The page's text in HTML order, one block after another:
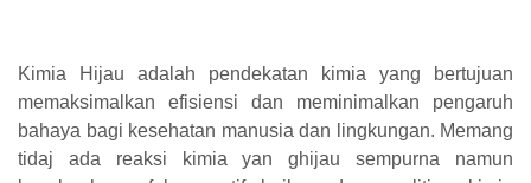
Kimia Hijau adalah pendekatan kimia yang bertujuan
memaksimalkan efisiensi dan meminimalkan pengaruh
bahaya bagi kesehatan manusia dan lingkungan. Memang
tidaj ada reaksi kimia yan ghijau sempurna namun